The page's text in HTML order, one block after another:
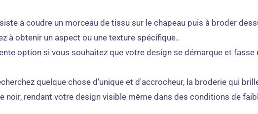
à coudre un morceau de tissu sur le chapeau puis à broder
à obtenir un aspect ou une texture spécifique..
option si vous souhaitez que votre design se démarque et
quelque chose d'unique et d'accrocheur, la broderie qui
noir, rendant votre design visible même dans des conditions de